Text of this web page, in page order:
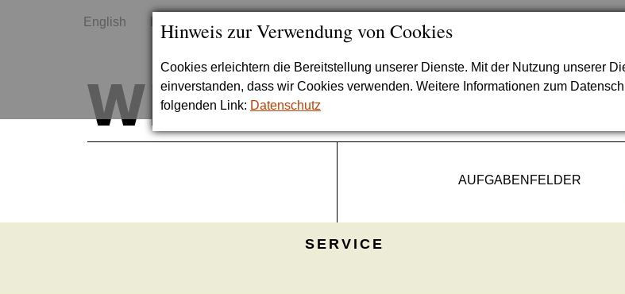
Hinweis zur Verwendung von Cookies
Cookies erleichtern die Bereitstellung unserer Dienste. Mit der Nutzung unserer
einverstanden, dass wir Cookies verwenden. Weitere Informationen zum
folgenden Link: Datenschutz
English
AUFGABENFELDER
SERVICE